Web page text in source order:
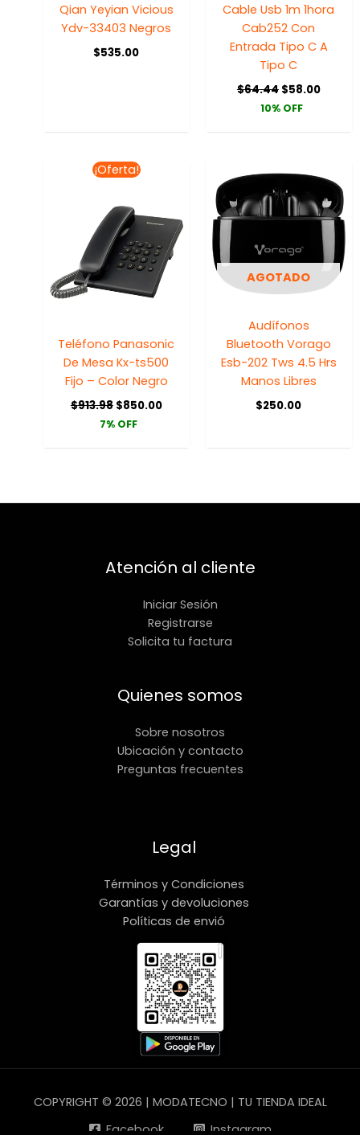
Qian Yeyian Vicious
Ydv-33403 Negros
$535.00
Cable Usb 1m 1hora
Cab252 Con
Entrada Tipo C A
Tipo C
$64.44 $58.00
10% OFF
¡Oferta!
Teléfono Panasonic
De Mesa Kx-ts500
Fijo – Color Negro
$913.98
El
precio
era:
$913.98.
$850.00
$850.00.
7% OFF
AGOTADO
Audífonos
Bluetooth Vorago
Esb-202 Tws 4.5 Hrs
Manos Libres
$250.00
Atención al cliente
Iniciar Sesión
Registrarse
Solicita tu factura
Quienes somos
Sobre nosotros
Ubicación y contacto
Preguntas frecuentes
Legal
Términos y Condiciones
Garantías y devoluciones
Políticas de envió
COPYRIGHT © 2026 | MODATECNO | TU TIENDA IDEAL
Facebook
Instagram